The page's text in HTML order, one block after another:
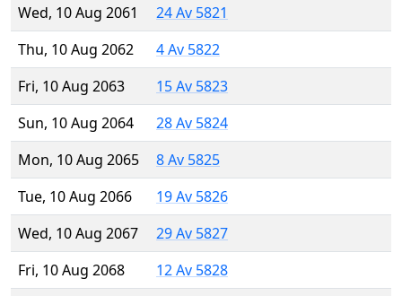
Wed, 10 Aug 2061
24 Av 5821
Thu, 10 Aug 2062
4 Av 5822
Fri, 10 Aug 2063
15 Av 5823
Sun, 10 Aug 2064
28 Av 5824
Mon, 10 Aug 2065
8 Av 5825
Tue, 10 Aug 2066
19 Av 5826
Wed, 10 Aug 2067
29 Av 5827
Fri, 10 Aug 2068
12 Av 5828